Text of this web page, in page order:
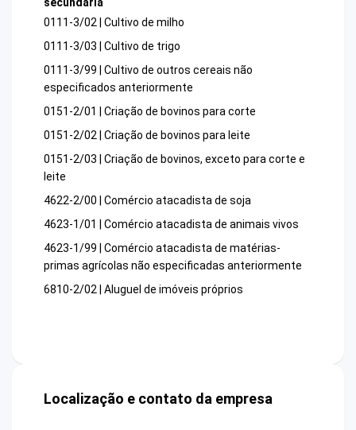
0111-3/02 | Cultivo de milho
0111-3/03 | Cultivo de trigo
0111-3/99 | Cultivo de outros cereais não
especificados anteriormente
0151-2/01 | Criação de bovinos para corte
0151-2/02 | Criação de bovinos para leite
0151-2/03 | Criação de bovinos, exceto para corte e
leite
4622-2/00 | Comércio atacadista de soja
4623-1/01 | Comércio atacadista de animais vivos
4623-1/99 | Comércio atacadista de matérias-
primas agrícolas não especificadas anteriormente
6810-2/02 | Aluguel de imóveis próprios
Localização e contato da empresa